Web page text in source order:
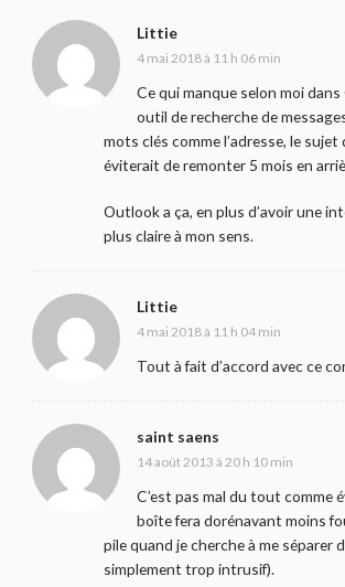
Littie
4 mai 2018 à 11 h 06 min
Ce qui manque selon moi dans
outil de recherche de
mots clés comme l’adresse, le sujet
éviterait de remonter 5 mois en
Outlook a ça, en plus d’avoir une
plus claire à mon sens.
Littie
4 mai 2018 à 11 h 04 min
Tout à fait d’accord avec ce
saint saens
14 août 2013 à 20 h 10 min
C’est pas mal du tout comme
boîte fera dorénavant moins
pile quand je cherche à me séparer
simplement trop intrusif).